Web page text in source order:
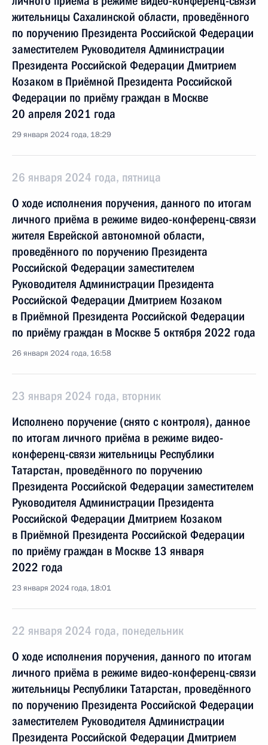
жительницы Сахалинской области, проведённого
по поручению Президента Российской Федерации
заместителем Руководителя Администрации
Президента Российской Федерации Дмитрием
Козаком в Приёмной Президента Российской
Федерации по приёму граждан в Москве
20 апреля 2021 года
29 января 2024 года, 18:29
26 января 2024 года, пятница
О ходе исполнения поручения, данного по итогам
личного приёма в режиме видео-конференц-связи
жителя Еврейской автономной области,
проведённого по поручению Президента
Российской Федерации заместителем
Руководителя Администрации Президента
Российской Федерации Дмитрием Козаком
в Приёмной Президента Российской Федерации
по приёму граждан в Москве 5 октября 2022 года
26 января 2024 года, 16:58
23 января 2024 года, вторник
Исполнено поручение (снято с контроля), данное
по итогам личного приёма в режиме видео-
конференц-связи жительницы Республики
Татарстан, проведённого по поручению
Президента Российской Федерации заместителем
Руководителя Администрации Президента
Российской Федерации Дмитрием Козаком
в Приёмной Президента Российской Федерации
по приёму граждан в Москве 13 января
2022 года
23 января 2024 года, 18:01
22 января 2024 года, понедельник
О ходе исполнения поручения, данного по итогам
личного приёма в режиме видео-конференц-связи
жительницы Республики Татарстан, проведённого
по поручению Президента Российской Федерации
заместителем Руководителя Администрации
Президента Российской Федерации Дмитрием